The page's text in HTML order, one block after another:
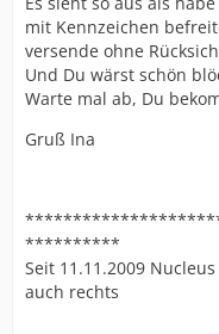
mit Kennzeichen
versende ohne
Und Du wärst schön
Warte mal ab, Du
Gruß Ina
**********
Seit 11.11.2009
auch rechts